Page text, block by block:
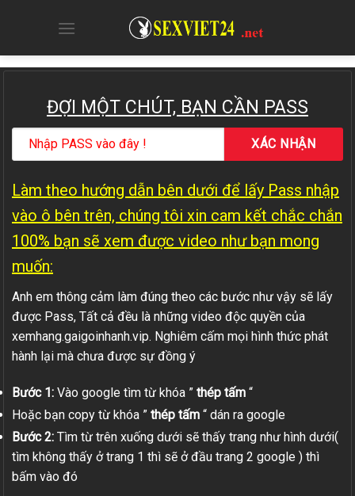
ĐỢI MỘT CHÚT, BẠN CẦN PASS
Làm theo hướng dẫn bên dưới để lấy Pass nhập
vào ô bên trên, chúng tôi xin cam kết chắc chắn
100% bạn sẽ xem được video như bạn mong
muốn:
Anh em thông cảm làm đúng theo các bước như vậy sẽ lấy
được Pass, Tất cả đều là những video độc quyền của
xemhang.gaigoinhanh.vip. Nghiêm cấm mọi hình thức phát
hành lại mà chưa được sự đồng ý
Bước 1: Vào google tìm từ khóa ” thép tấm “
Hoặc bạn copy từ khóa ” thép tấm “ dán ra google
Bước 2: Tìm từ trên xuống dưới sẽ thấy trang như hình dưới(
tìm không thấy ở trang 1 thì sẽ ở đầu trang 2 google ) thì
bấm vào đó